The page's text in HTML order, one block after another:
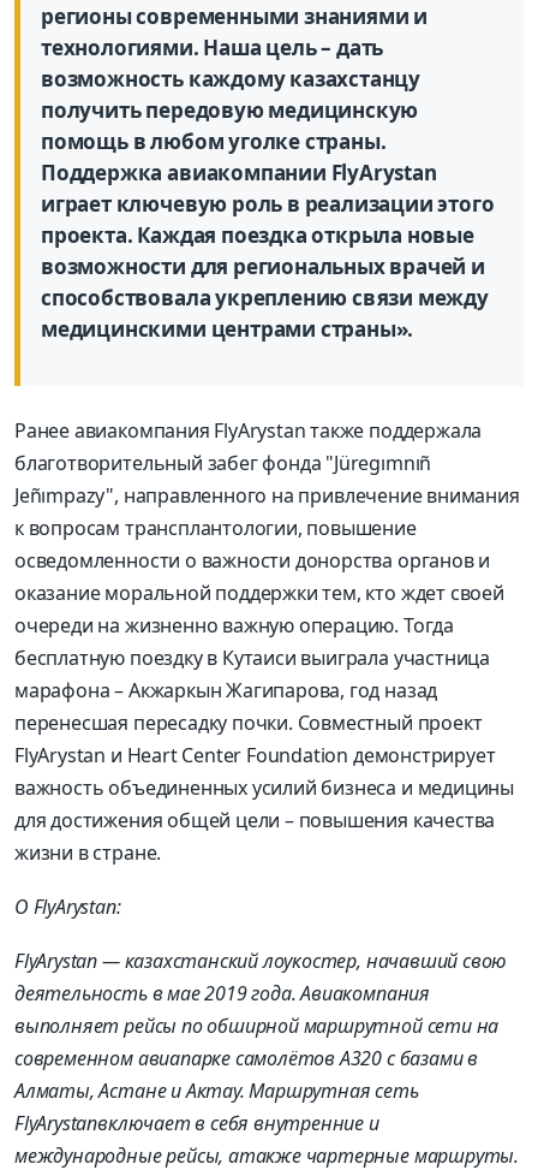
регионы современными знаниями и
технологиями. Наша цель– дать
возможность каждому казахстанцу
получить передовую медицинскую
помощь в любом уголке страны.
Поддержка авиакомпании FlyArystan
играет ключевую роль в реализации этого
проекта. Каждая поездка открыла новые
возможности для региональных врачей и
способствовала укреплению связи между
медицинскими центрами страны».
Ранее авиакомпания FlyArystan также поддержала
благотворительный забег фонда "Jüregımnıñ
Jeñımpazy", направленного на привлечение внимания
к вопросам трансплантологии, повышение
осведомленности о важности донорства органов и
оказание моральной поддержки тем, кто ждет своей
очереди на жизненно важную операцию. Тогда
бесплатную поездкув Кутаиси выиграла участница
марафона –АкжаркынЖагипарова, год назад
перенесшая пересадку почки. Совместный проект
FlyArystan и Heart Center Foundation демонстрирует
важность объединенных усилий бизнеса и медицины
для достижения общей цели–повышения качества
жизни в стране.
О FlyArystan:
FlyArystan— казахстанский лоукостер, начавший свою
деятельность в мае 2019 года. Авиакомпания
выполняет рейсы по обширной маршрутной сети на
современном авиапарке самолётов A320 с базами в
Алматы, Астане и Актау. Маршрутная сеть
FlyArystanвключаетв себя внутренние и
международныерейсы, атакже чартерныемаршруты.